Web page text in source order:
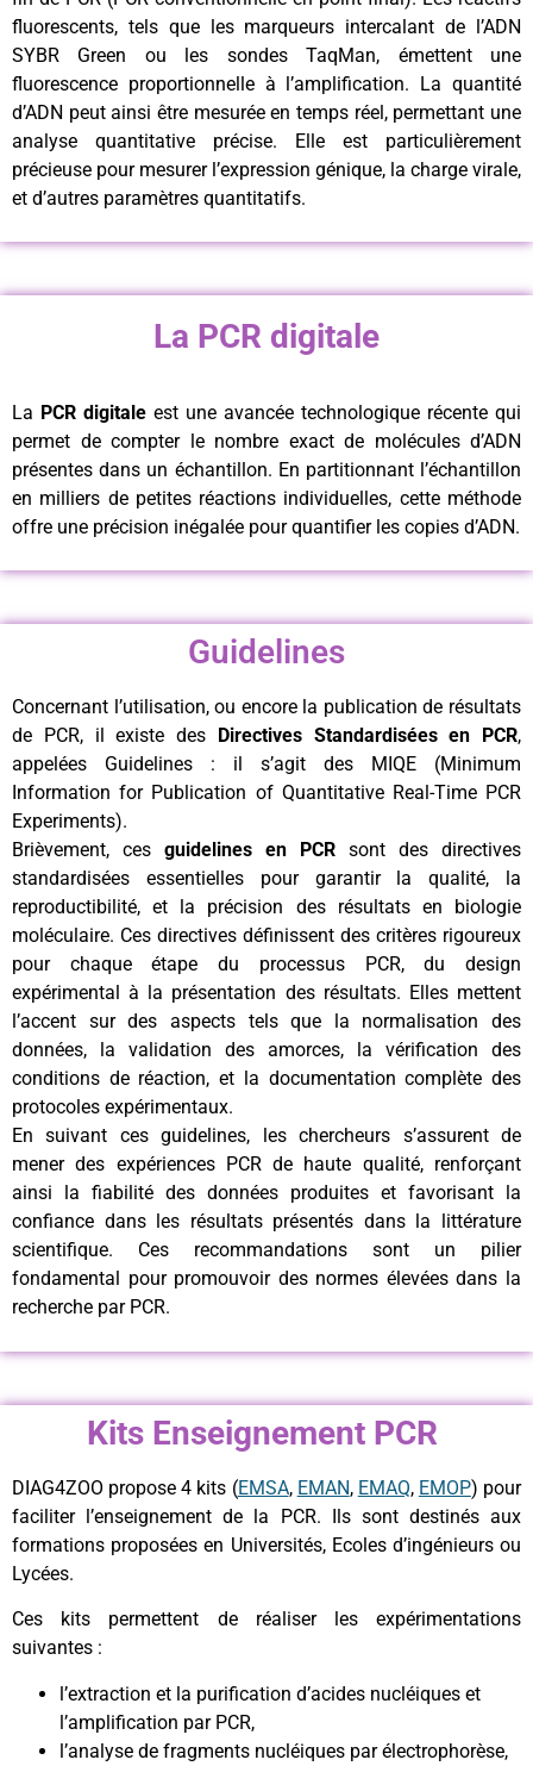
fluorescents, tels que les marqueurs intercalant de l’ADN
SYBR Green ou les sondes TaqMan, émettent une
fluorescence proportionnelle à l’amplification. La quantité
d’ADN peut ainsi être mesurée en temps réel, permettant une
analyse quantitative précise. Elle est particulièrement
précieuse pour mesurer l’expression génique, la charge virale,
et d’autres paramètres quantitatifs.
La PCR digitale
La PCR digitale est une avancée technologique récente qui
permet de compter le nombre exact de molécules d’ADN
présentes dans un échantillon. En partitionnant l’échantillon
en milliers de petites réactions individuelles, cette méthode
offre une précision inégalée pour quantifier les copies d’ADN.
Guidelines
Concernant l’utilisation, ou encore la publication de résultats
de PCR, il existe des
Directives Standardisées en PCR,
appelées Guidelines : il s’agit des MIQE (Minimum
Information for Publication of Quantitative Real-Time PCR
Experiments).
Brièvement, ces guidelines en PCR sont des directives
standardisées essentielles pour garantir la qualité, la
reproductibilité, et la précision des résultats en biologie
moléculaire. Ces directives définissent des critères rigoureux
pour chaque étape du processus PCR, du design
expérimental à la présentation des résultats. Elles mettent
l’accent sur des aspects tels que la normalisation des
données, la validation des amorces, la vérification des
conditions de réaction, et la documentation complète des
protocoles expérimentaux.
En suivant ces guidelines, les chercheurs s’assurent de
mener des expériences PCR de haute qualité, renforçant
ainsi la fiabilité des données produites et favorisant la
confiance dans les résultats présentés dans la littérature
scientifique. Ces recommandations sont un pilier
fondamental pour promouvoir des normes élevées dans la
recherche par PCR.
Kits Enseignement PCR
DIAG4ZOO propose 4 kits (EMSA, EMAN, EMAQ, EMOP) pour
faciliter l’enseignement de la PCR. Ils sont destinés aux
formations proposées en Universités, Ecoles d’ingénieurs ou
Lycées.
Ces kits permettent de réaliser les expérimentations
suivantes :
l’extraction et la purification d’acides nucléiques et
l’amplification par PCR,
l’analyse de fragments nucléiques par électrophorèse,